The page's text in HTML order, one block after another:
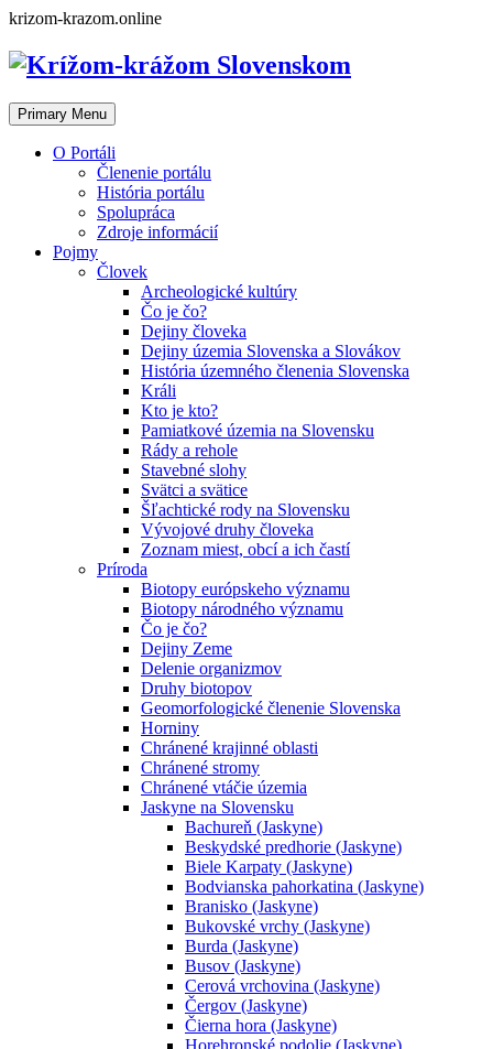
Skip
content
krizom-krazom.online
Primary Menu
O Portáli
Členenie portálu
História portálu
Spolupráca
Zdroje informácií
Pojmy
Človek
Archeologické kultúry
Čo je čo?
Dejiny človeka
Dejiny územia Slovenska a Slovákov
História územného členenia Slovenska
Králi
Kto je kto?
Pamiatkové územia na Slovensku
Rády a rehole
Stavebné slohy
Svätci a svätice
Šľachtické rody na Slovensku
Vývojové druhy človeka
Zoznam miest, obcí a ich častí
Príroda
Biotopy európskeho významu
Biotopy národného významu
Čo je čo?
Dejiny Zeme
Delenie organizmov
Druhy biotopov
Geomorfologické členenie Slovenska
Horniny
Chránené krajinné oblasti
Chránené stromy
Chránené vtáčie územia
Jaskyne na Slovensku
Bachureň (Jaskyne)
Beskydské predhorie (Jaskyne)
Biele Karpaty (Jaskyne)
Bodvianska pahorkatina (Jaskyne)
Branisko (Jaskyne)
Bukovské vrchy (Jaskyne)
Burda (Jaskyne)
Busov (Jaskyne)
Cerová vrchovina (Jaskyne)
Čergov (Jaskyne)
Čierna hora (Jaskyne)
Horehronské podolie (Jaskyne)